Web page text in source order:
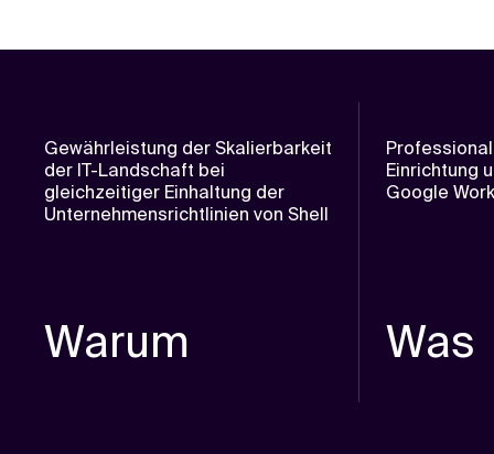
Gewährleistung der Skalierbarkeit
der IT-Landschaft bei
gleichzeitiger Einhaltung der
Unternehmensrichtlinien von Shell
Warum
Einrichtung
Google
Was